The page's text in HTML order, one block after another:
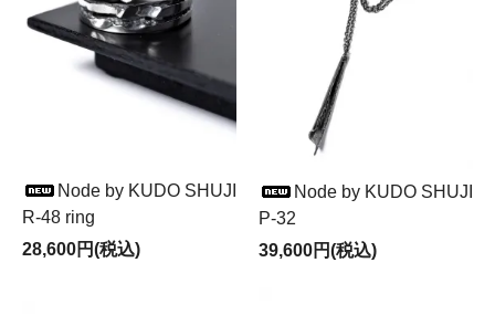
Node by KUDO SHUJI
R-48 ring
28,600円(税込)
Node by KUDO SHUJI
P-32
39,600円(税込)